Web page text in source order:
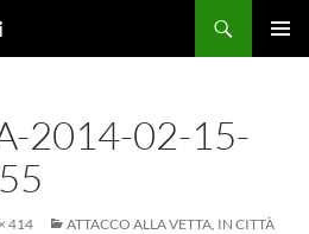
2014-02-15-
414 ATTACCO ALLA VETTA, IN CITTÀ